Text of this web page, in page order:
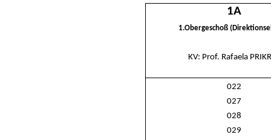
1A
1.Obergeschoß
KV: Prof. Rafaela
022
027
028
029